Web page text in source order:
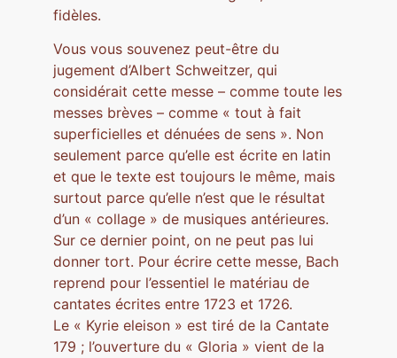
fidèles.
Vous vous souvenez peut-être du
jugement d’Albert Schweitzer, qui
considérait cette messe – comme toute les
messes brèves – comme « tout à fait
superficielles et dénuées de sens ». Non
seulement parce qu’elle est écrite en latin
et que le texte est toujours le même, mais
surtout parce qu’elle n’est que le résultat
d’un « collage » de musiques antérieures.
Sur ce dernier point, on ne peut pas lui
donner tort. Pour écrire cette messe, Bach
reprend pour l’essentiel le matériau de
cantates écrites entre 1723 et 1726.
Le « Kyrie eleison » est tiré de la Cantate
179 ; l’ouverture du « Gloria » vient de la